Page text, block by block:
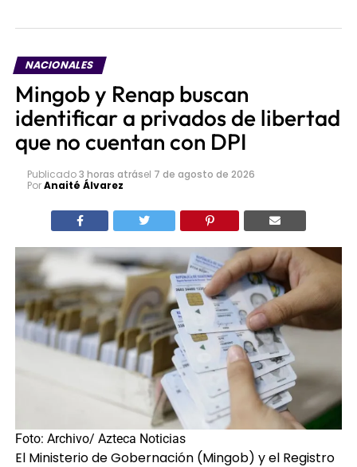
NACIONALES
Mingob y Renap buscan
identificar a privados de libertad
que no cuentan con DPI
Publicado3 horas atrásel 7 de agosto de 2026
PorAnaité Álvarez
Foto: Archivo/ Azteca Noticias
El Ministerio de Gobernación (Mingob) y el Registro